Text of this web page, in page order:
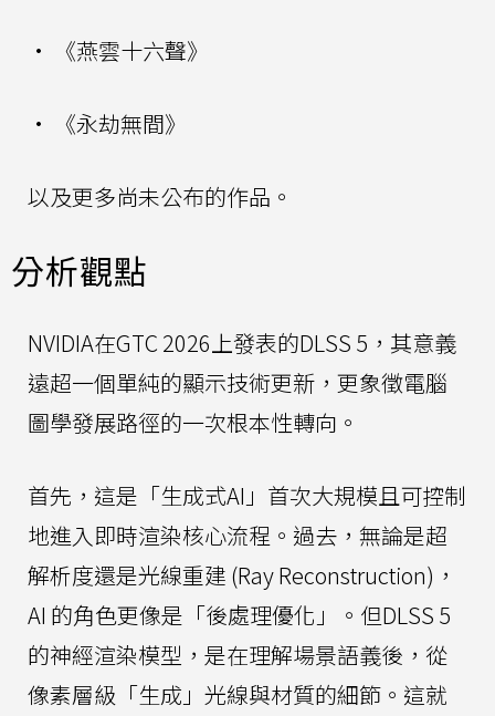
• 《燕雲十六聲》
• 《永劫無間》
以及更多尚未公布的作品。
分析觀點
NVIDIA在GTC 2026上發表的DLSS 5，其意義
遠超一個單純的顯示技術更新，更象徵電腦
圖學發展路徑的一次根本性轉向。
首先，這是「生成式AI」首次大規模且可控制
地進入即時渲染核心流程。過去，無論是超
解析度還是光線重建 (Ray Reconstruction)，
AI 的角色更像是「後處理優化」。但DLSS 5
的神經渲染模型，是在理解場景語義後，從
像素層級「生成」光線與材質的細節。這就